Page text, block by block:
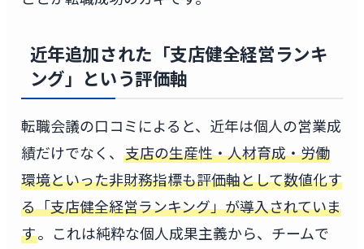
近年追加された「支店健全経営ランキ
ング」という評価軸
転職会議の口コミによると、近年は個人の営業成
績だけでなく、 支店の生産性・人材育成・労働
環境といった非財務指標も評価軸として数値化す
る「支店健全経営ランキング」が導入されていま
す。これは純粋な個人成果主義から、チームで